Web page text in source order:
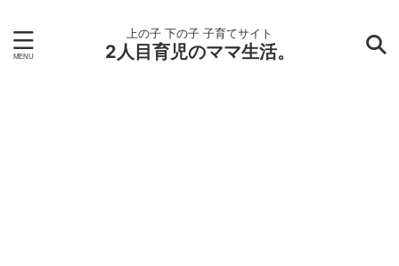
上の子 下の子 子育てサイト
2人目育児のママ生活。